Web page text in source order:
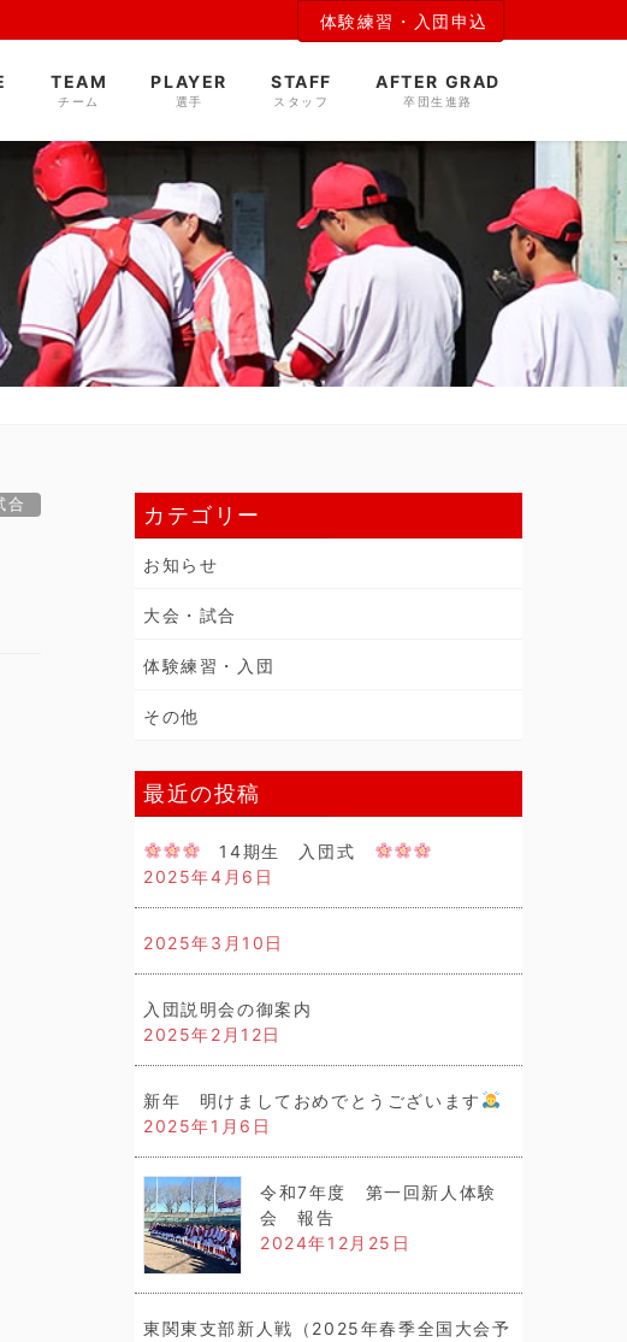
体験練習・入団申込
TEAM
チーム
PLAYER
選手
STAFF
スタッフ
AFTER GRAD
卒団生進路
合 カテゴリー
お知らせ
大会・試合
体験練習・入団
その他
最近の投稿
14期生 入団式
2025年4月6日
2025年3月10日
入団説明会の御案内
2025年2月12日
新年 明けましておめでとうございます
2025年1月6日
令和7年度 第一回新人体験
会 報告
2024年12月25日
東関東支部新人戦（2025年春季全国大会予